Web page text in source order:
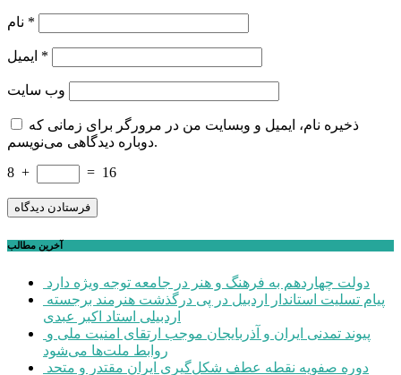
*
*
وب‌ سایت
ذخیره نام، ایمیل و وبسایت من در مرورگر برای زمانی که
دوباره دیدگاهی می‌نویسم.
8 + = 16
آخرین مطالب
دولت چهاردهم به فرهنگ و هنر در جامعه توجه ویژه دارد
اردبیلی استاد اکبر عبدی
روابط ملت‌ها می‌شود